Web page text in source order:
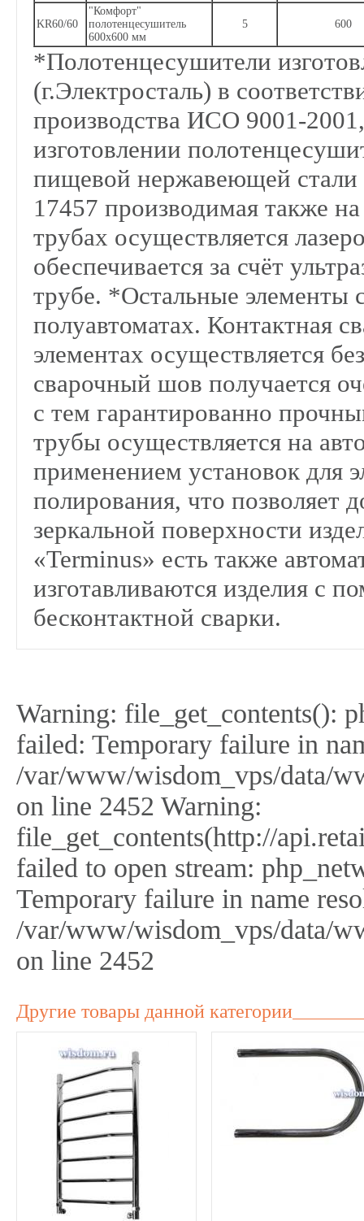
KR60/60
"Комфорт"
полотенцесушитель
600х600 мм
5 600
*Полотенцесушители
(г.Электросталь) в
производства ИСО 9001-
изготовлении
пищевой нержавеющей
17457 производимая также
трубах осуществляется
обеспечивается за счёт
трубе. *Остальные элементы
полуавтоматах. Контактная
элементах осуществляется
сварочный шов получается
с тем гарантированно
трубы осуществляется на
применением установок для
полирования, что позволяет
зеркальной поверхности
«Terminus» есть также
изготавливаются изделия с
бесконтактной сварки.
Warning: file_get_contents():
failed: Temporary failure in
/var/www/wisdom_vps/data/
on line 2452 Warning:
file_get_contents(http://
failed to open stream:
Temporary failure in name
/var/www/wisdom_vps/data/
on line 2452
Другие товары данной категории